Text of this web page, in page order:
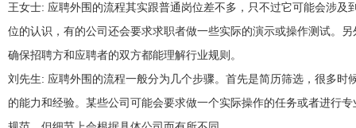
王女士: 应聘外围的流程其实跟普通岗位差不多，只不过它可能会涉
位的认识，有的公司还会要求求职者做一些实际的演示或操作测试。
确保招聘方和应聘者的双方都能理解行业规则。
刘先生: 应聘外围的流程一般分为几个步骤。首先是简历筛选，很多
的能力和经验。某些公司可能会要求做一个实际操作的任务或者进行